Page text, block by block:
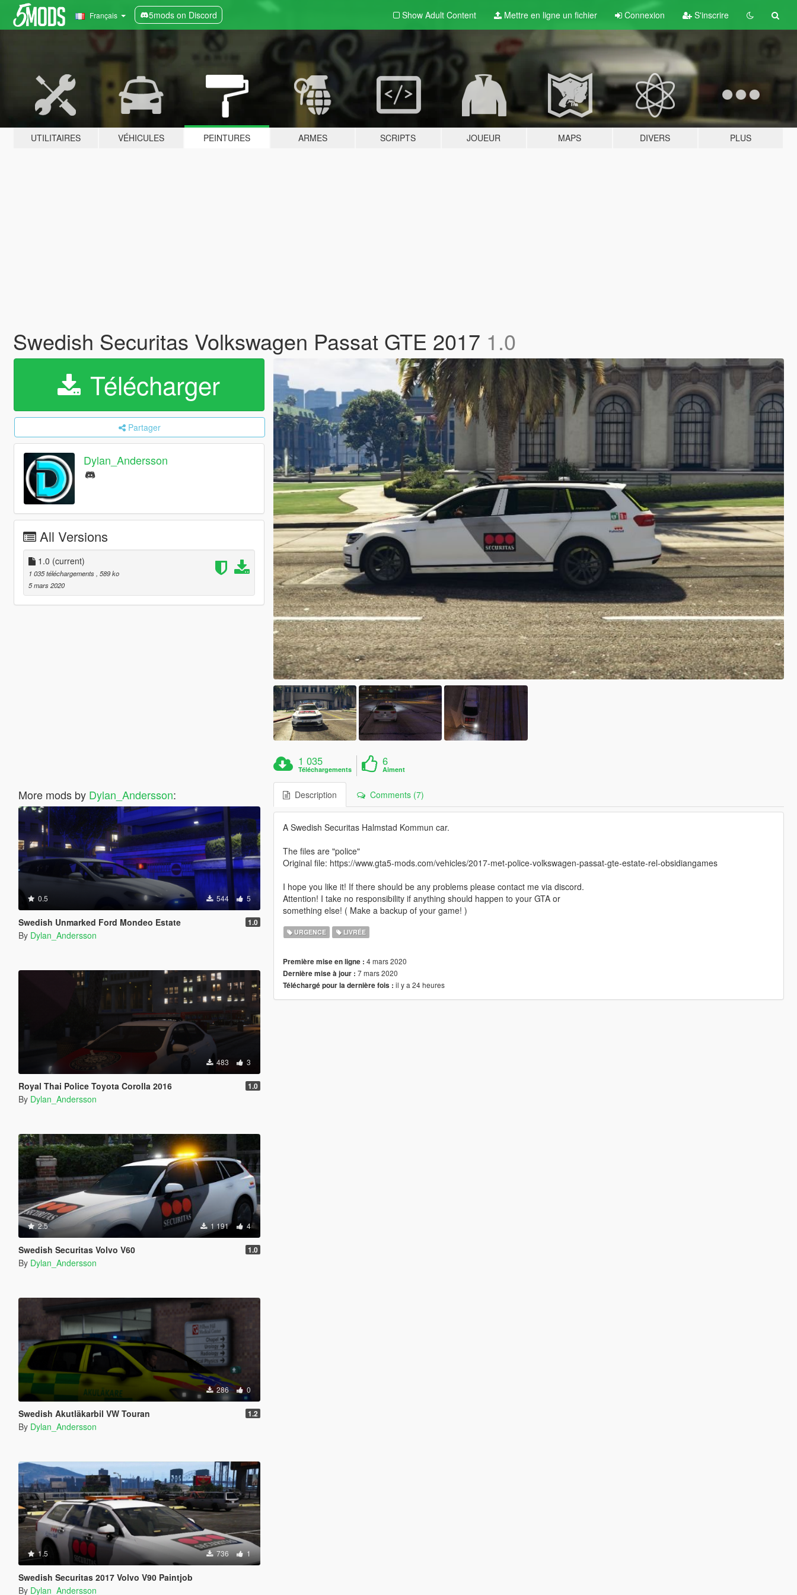
Français 5mods on Discord Show Adult Content Mettre en ligne un fichier Connexion S'inscrire
UTILITAIRES VÉHICULES PEINTURES ARMES SCRIPTS JOUEUR MAPS DIVERS PLUS
Swedish Securitas Volkswagen Passat GTE 2017 1.0
Télécharger
Partager
Dylan_Andersson
All Versions
1.0 (current)
1 035 téléchargements , 589 ko
5 mars 2020
More mods by Dylan_Andersson:
0.5 544 5
Swedish Unmarked Ford Mondeo Estate 1.0
By Dylan_Andersson
483 3
Royal Thai Police Toyota Corolla 2016 1.0
By Dylan_Andersson
2.5 1 191 4
Swedish Securitas Volvo V60 1.0
By Dylan_Andersson
286 0
Swedish Akutläkarbil VW Touran 1.2
By Dylan_Andersson
1.5 736 1
Swedish Securitas 2017 Volvo V90 Paintjob
By Dylan_Andersson
1 035
Téléchargements
6
Aiment
Description Comments (7)
A Swedish Securitas Halmstad Kommun car.
The files are "police"
Original file: https://www.gta5-mods.com/vehicles/2017-met-police-volkswagen-passat-gte-estate-rel-obsidiangames
I hope you like it! If there should be any problems please contact me via discord.
Attention! I take no responsibility if anything should happen to your GTA or
something else! ( Make a backup of your game! )
URGENCE LIVRÉE
Première mise en ligne : 4 mars 2020
Dernière mise à jour : 7 mars 2020
Téléchargé pour la dernière fois : il y a 24 heures